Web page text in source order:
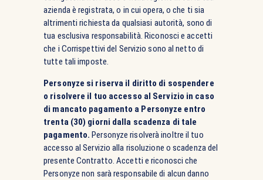
azienda è registrata, o in cui opera, o che ti sia
altrimenti richiesta da qualsiasi autorità, sono di
tua esclusiva responsabilità. Riconosci e accetti
che i Corrispettivi del Servizio sono al netto di
tutte tali imposte.
Personyze si riserva il diritto di sospendere
o risolvere il tuo accesso al Servizio in caso
di mancato pagamento a Personyze entro
trenta (30) giorni dalla scadenza di tale
pagamento. Personyze risolverà inoltre il tuo
accesso al Servizio alla risoluzione o scadenza del
presente Contratto. Accetti e riconosci che
Personyze non sarà responsabile di alcun danno